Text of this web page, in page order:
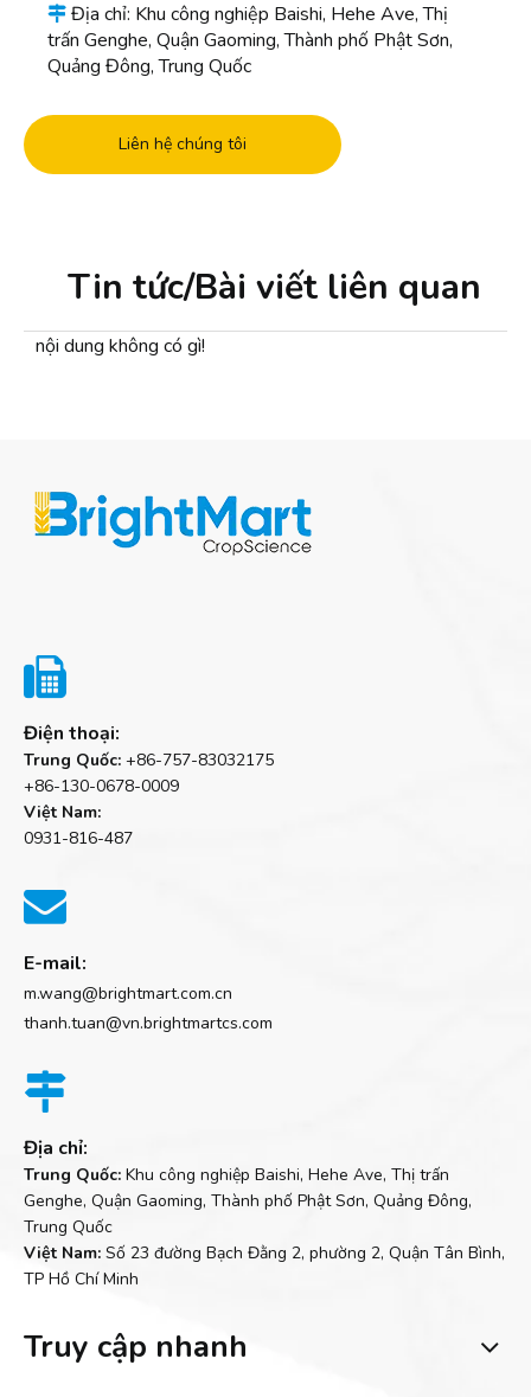
 Địa chỉ: Khu công nghiệp Baishi, Hehe Ave, Thị
trấn Genghe, Quận Gaoming, Thành phố Phật Sơn,
Quảng Đông, Trung Quốc
Liên hệ chúng tôi
Tin tức/Bài viết liên quan
nội dung không có gì!

Điện thoại:
Trung Quốc: +86-757-83032175
+86-130-0678-0009
Việt Nam:
0931-816-487

E-mail:
m.wang@brightmart.com.cn
thanh.tuan@vn.brightmartcs.com

Địa chỉ:
Trung Quốc: Khu công nghiệp Baishi, Hehe Ave, Thị trấn
Genghe, Quận Gaoming, Thành phố Phật Sơn, Quảng Đông,
Trung Quốc
Việt Nam: Số 23 đường Bạch Đằng 2, phường 2, Quận Tân Bình,
TP Hồ Chí Minh
Truy cập nhanh